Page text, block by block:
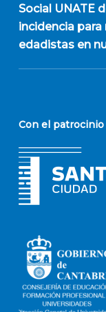
Social UNATE
incidencia
edadistas en
Con el patrocinio